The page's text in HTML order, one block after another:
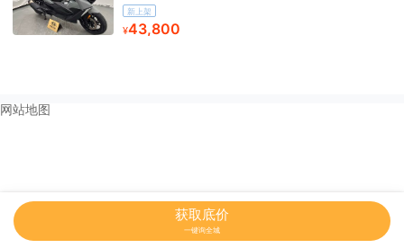
新上架
¥43,800
获取底价
一键询全城
网站地图